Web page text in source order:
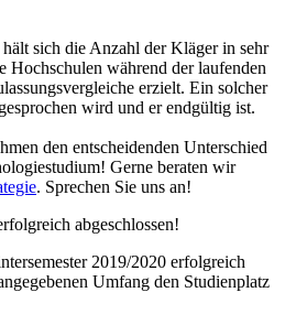
sich die Anzahl der Kläger in sehr
Hochschulen während der laufenden
erzielt. Ein solcher
wird und er endgültig ist.
den entscheidenden Unterschied
Gerne beraten wir
. Sprechen Sie uns an!
abgeschlossen!
2019/2020 erfolgreich
Umfang den Studienplatz